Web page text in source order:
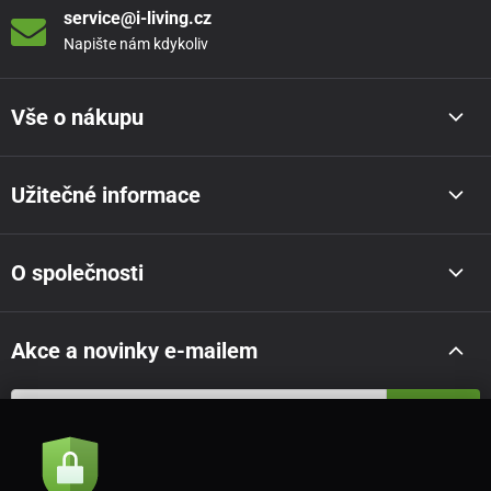
Max. nosnost:180 kg
Tuhost:Středně tuhá
Obecné informace
laťové rošty.
Doručení na adresu zdarma.
Záruka: 2 roky
service@i-living.cz
Napište nám kdykoliv
Vše o nákupu
Užitečné informace
O společnosti
Akce a novinky e-mailem
Souhlasím se